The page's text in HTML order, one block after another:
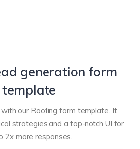
generation form
template
our Roofing form template. It
strategies and a top-notch UI for
2x more responses.